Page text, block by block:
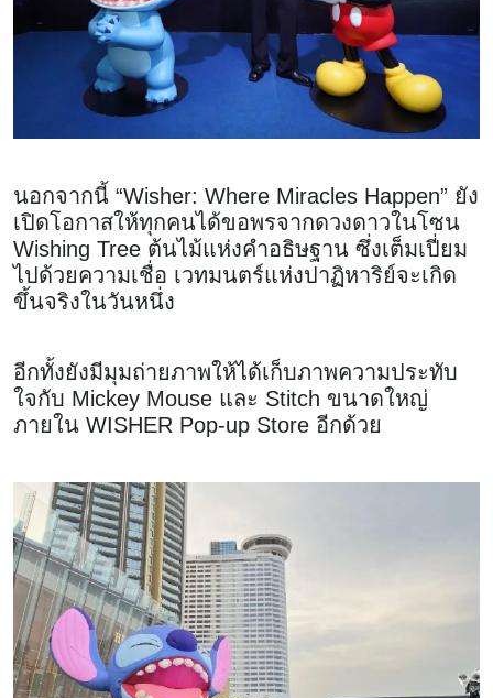
นอกจากนี้ “Wisher: Where Miracles Happen” ยัง
เปิดโอกาสให้ทุกคนได้ขอพรจากดวงดาวในโซน
Wishing Tree ต้นไม้แห่งคำอธิษฐาน ซึ่งเต็มเปี่ยม
ไปด้วยความเชื่อ เวทมนตร์แห่งปาฏิหาริย์จะเกิด
ขึ้นจริงในวันหนึ่ง
อีกทั้งยังมีมุมถ่ายภาพให้ได้เก็บภาพความประทับ
ใจกับ Mickey Mouse และ Stitch ขนาดใหญ่
ภายใน WISHER Pop-up Store อีกด้วย